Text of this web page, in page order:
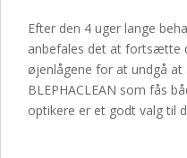
Efter den 4 uger lange
anbefales det at fortsætte
øjenlågene for at undgå
BLEPHACLEAN som fås
optikere er et godt valg til